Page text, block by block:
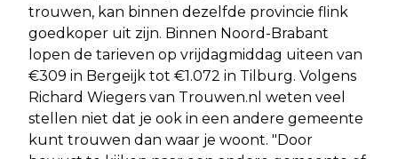
trouwen, kan binnen dezelfde provincie flink
goedkoper uit zijn. Binnen Noord-Brabant
lopen de tarieven op vrijdagmiddag uiteen van
€309 in Bergeijk tot €1.072 in Tilburg. Volgens
Richard Wiegers van Trouwen.nl weten veel
stellen niet dat je ook in een andere gemeente
kunt trouwen dan waar je woont. "Door